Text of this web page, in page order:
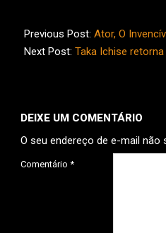
05-
07
Previous Post: Ator, O
Next Post: Taka Ichise
DEIXE UM COMENTÁRIO
O seu endereço de e-mail não
Comentário *